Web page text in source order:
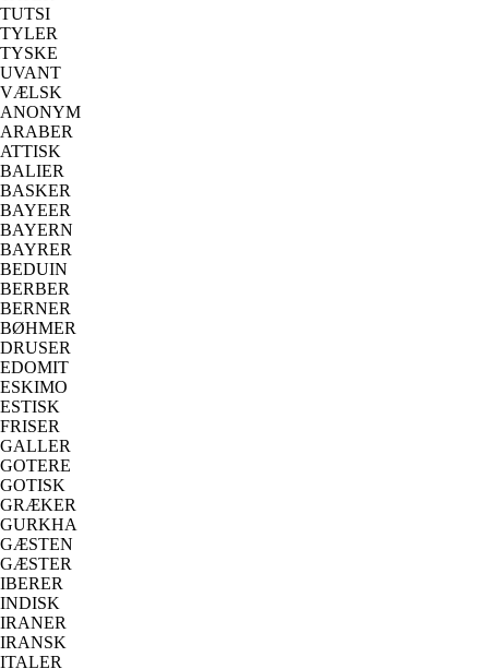
TUTSI
TYLER
TYSKE
UVANT
VÆLSK
ANONYM
ARABER
ATTISK
BALIER
BASKER
BAYEER
BAYERN
BAYRER
BEDUIN
BERBER
BERNER
BØHMER
DRUSER
EDOMIT
ESKIMO
ESTISK
FRISER
GALLER
GOTERE
GOTISK
GRÆKER
GURKHA
GÆSTEN
GÆSTER
IBERER
INDISK
IRANER
IRANSK
ITALER